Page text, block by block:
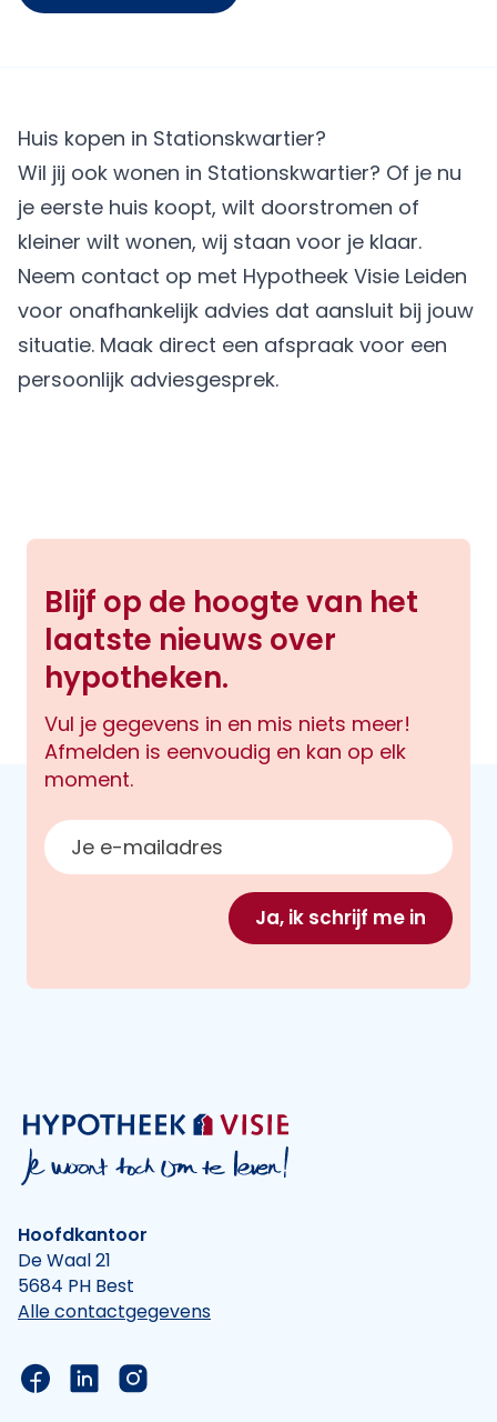
Huis kopen in Stationskwartier?
Wil jij ook wonen in Stationskwartier? Of je nu
je eerste huis koopt, wilt doorstromen of
kleiner wilt wonen, wij staan voor je klaar.
Neem contact op met Hypotheek Visie Leiden
voor onafhankelijk advies dat aansluit bij jouw
situatie. Maak direct een afspraak voor een
persoonlijk adviesgesprek.
Blijf op de hoogte van het
laatste nieuws over
hypotheken.
Vul je gegevens in en mis niets meer!
Afmelden is eenvoudig en kan op elk
moment.
E-mailadres
Ja, ik schrijf me in
Hoofdkantoor
De Waal 21
5684 PH Best
Alle contactgegevens
Link naar de Facebook pagina van Hypotheek
Link naar de LinkedIn pagina van
Link naar de Instagram pagina van